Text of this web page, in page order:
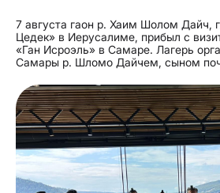
7 августа гаон р. Хаим Шолом Дайч,
Цедек» в Иерусалиме, прибыл с
«Ган Исроэль» в Самаре. Лагерь
Самары р. Шломо Дайчем, сыном